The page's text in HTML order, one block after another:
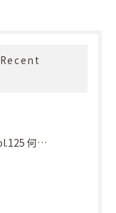
Recent
vol.125 何を基準に選べばよい？